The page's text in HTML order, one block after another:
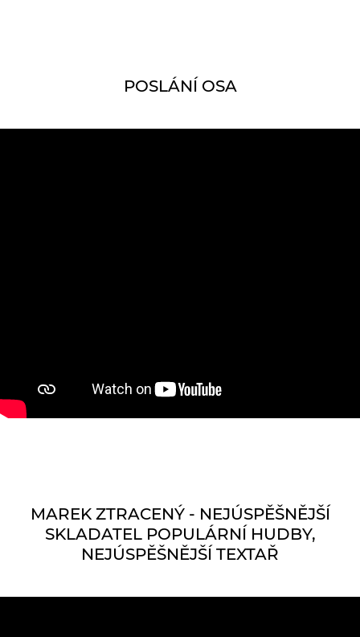
POSLÁNÍ OSA
MAREK ZTRACENÝ - NEJÚSPĚŠNĚJŠÍ
SKLADATEL POPULÁRNÍ HUDBY,
NEJÚSPĚŠNĚJŠÍ TEXTAŘ